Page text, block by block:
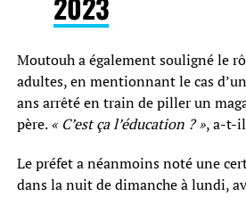
Moutouh a également souligné le
adultes, en mentionnant le cas
ans arrêté en train de piller un
père.« C’est ça l’éducation ? », a-t-
Le préfet a néanmoins noté une
dans la nuit de dimanche à lundi,